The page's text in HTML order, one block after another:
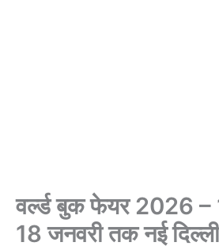
वर्ल्ड बुक फेयर 2026 –
18 जनवरी तक नई